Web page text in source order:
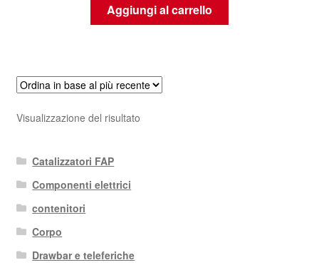
Aggiungi al carrello
Visualizzazione del risultato
Catalizzatori FAP
Componenti elettrici
contenitori
Corpo
Drawbar e teleferiche